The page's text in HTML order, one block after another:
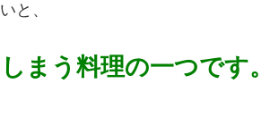
と、
まう料理の一つです。